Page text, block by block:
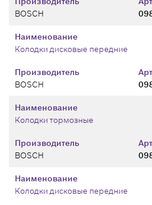
BOSCH
Производитель
BOSCH
Наименование
Колодки дисковые передние
Производитель
BOSCH
Наименование
Колодки тормозные
Наименование
Колодки дисковые передние